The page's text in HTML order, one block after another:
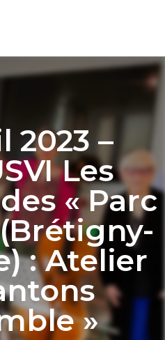
2023 –
Les
« Parc
: Atelier
»